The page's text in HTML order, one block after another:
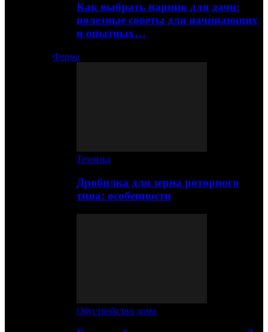
Как выбрать парник для дачи:
полезные советы для начинающих
и опытных…
Ферма
Техника
Дробилка для зерна роторного
типа: особенности
Обустройство дома